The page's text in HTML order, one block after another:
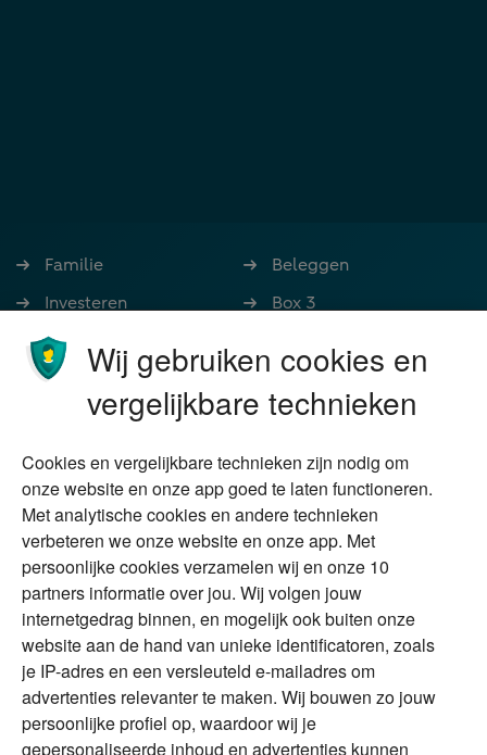
Familie
Investeren
Ondernemen
Stoppen met werken
Wonen
Beleggen
Box 3
Nalatenschap
Schenken
Duurzaam
Vermogensplanning
Tweede huis in
buitenland
DGA
Erfenis
Over Financial Focus
Specialisten
Financial Focus
magazine
The Exit Years
Contact
Alles voor en over vermogenden.
Wij gebruiken cookies en
vergelijkbare technieken
Cookies en vergelijkbare technieken zijn nodig om
onze website en onze app goed te laten functioneren.
Met analytische cookies en andere technieken
verbeteren we onze website en onze app. Met
persoonlijke cookies verzamelen wij en onze 10
partners informatie over jou. Wij volgen jouw
internetgedrag binnen, en mogelijk ook buiten onze
website aan de hand van unieke identificatoren, zoals
je IP-adres en een versleuteld e-mailadres om
advertenties relevanter te maken. Wij bouwen zo jouw
persoonlijke profiel op, waardoor wij je
gepersonaliseerde inhoud en advertenties kunnen